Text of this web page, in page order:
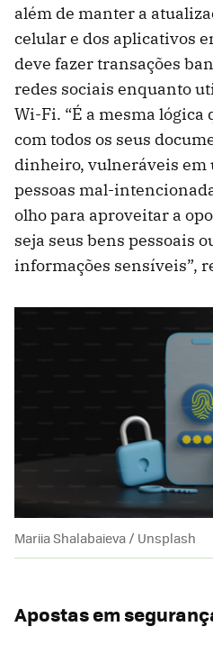
além de manter a
celular e dos aplicativos
deve fazer transações
redes sociais enquanto
Wi-Fi. “É a mesma
com todos os seus
dinheiro, vulneráveis em
pessoas mal-
olho para aproveitar a
seja seus bens pessoais
informações sensíveis”,
Mariia Shalabaieva / Unsplash
Apostas em